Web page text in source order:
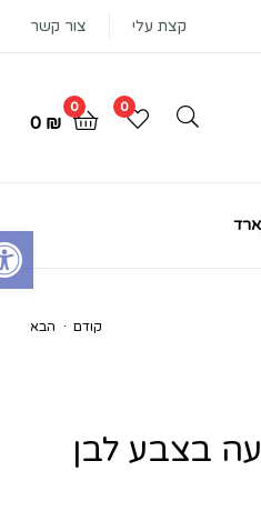
Open toolbar
קצת עלי צור קשר
0
0
₪
קודם . הבא
בצבע לבן